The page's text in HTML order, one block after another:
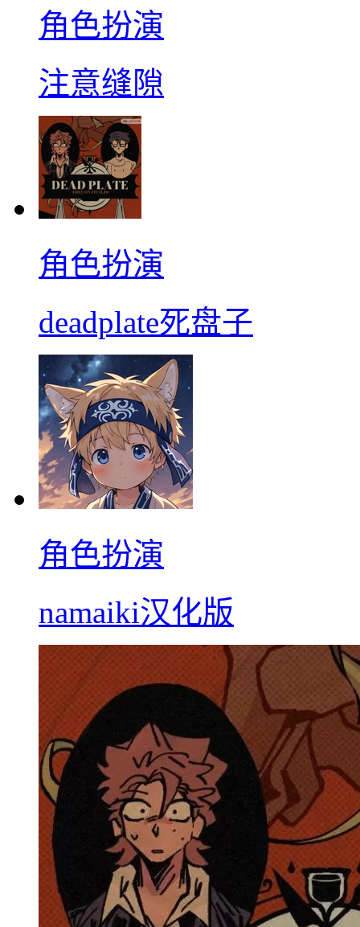
角色扮演
注意缝隙
角色扮演
deadplate死盘子
角色扮演
namaiki汉化版